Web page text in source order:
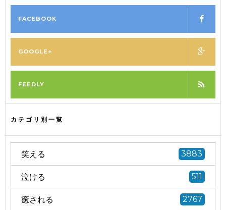
FACEBOOK
GOOGLE+
FEEDLY
カテゴリ別一覧
笑える 3883
泣ける 511
癒される 2767